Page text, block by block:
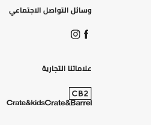
وسائل التواصل الاجتماعي
علاماتنا التجارية